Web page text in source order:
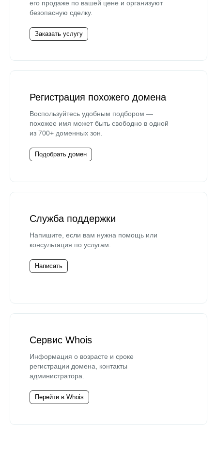
его продаже по вашей цене и организуют
безопасную сделку.
Заказать услугу
Регистрация похожего домена
Воспользуйтесь удобным подбором —
похожее имя может быть свободно в одной
из 700+ доменных зон.
Подобрать домен
Служба поддержки
Напишите, если вам нужна помощь или
консультация по услугам.
Написать
Сервис Whois
Информация о возрасте и сроке
регистрации домена, контакты
администратора.
Перейти в Whois